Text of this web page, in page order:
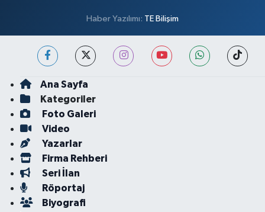
Haber Yazılımı: TE Bilişim
Ana Sayfa
Kategoriler
Foto Galeri
Video
Yazarlar
Firma Rehberi
Seri İlan
Röportaj
Biyografi